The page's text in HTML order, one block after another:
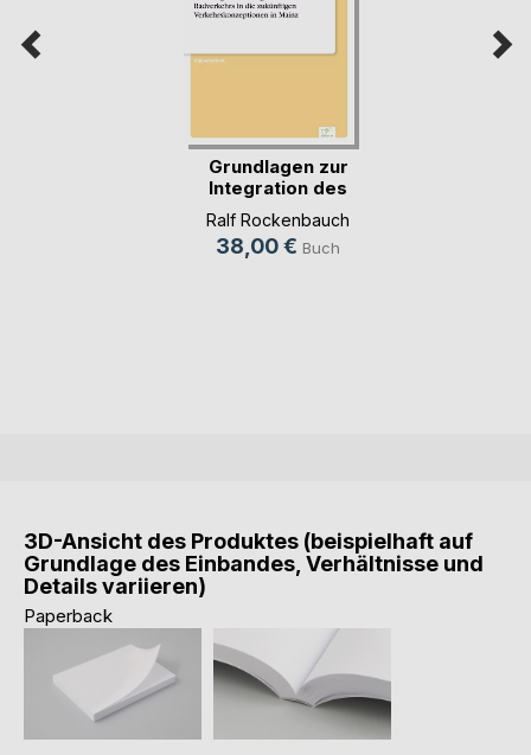
Grundlagen zur
Integration des
Rad(...)
Ralf Rockenbauch
38,00 € Buch
3D-Ansicht des Produktes (beispielhaft auf
Grundlage des Einbandes, Verhältnisse und
Details variieren)
Paperback